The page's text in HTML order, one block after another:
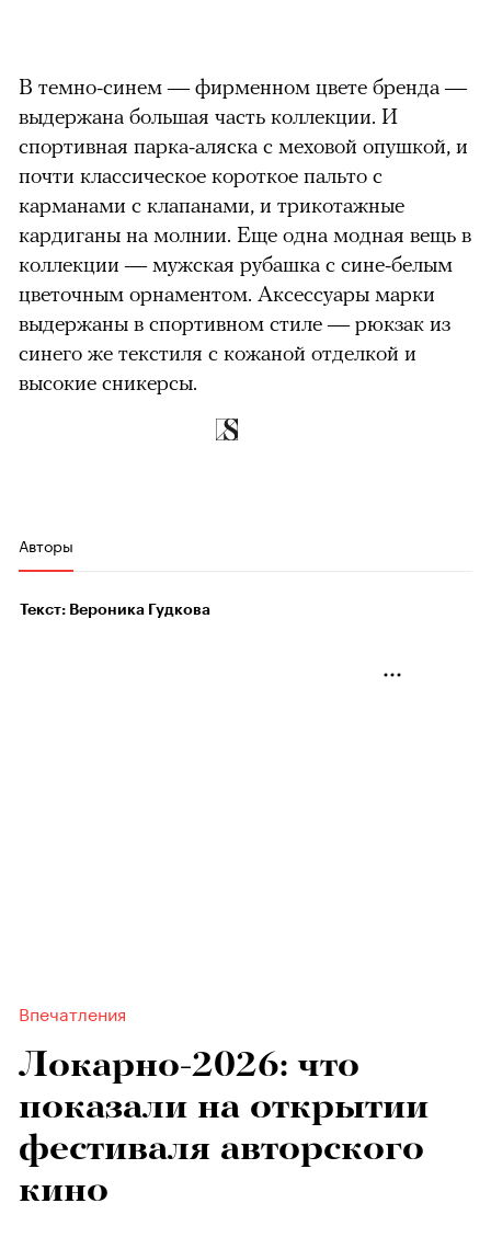
В темно-синем — фирменном цвете бренда —
выдержана большая часть коллекции. И
спортивная парка-аляска с меховой опушкой, и
почти классическое короткое пальто с
карманами с клапанами, и трикотажные
кардиганы на молнии. Еще одна модная вещь в
коллекции — мужская рубашка с сине-белым
цветочным орнаментом. Аксессуары марки
выдержаны в спортивном стиле — рюкзак из
синего же текстиля с кожаной отделкой и
высокие сникерсы.
Авторы
Текст: Вероника Гудкова
Впечатления
Локарно-2026: что
показали на открытии
фестиваля авторского
кино